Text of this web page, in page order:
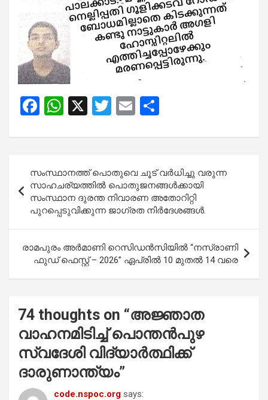
F
ce
o
o
k
W
at
A
p
p
X
T
tt
E
ail ar
navigation
സംസ്ഥാനത്ത് പൊതുവെ ചൂട് വർധിച്ചു വരുന്ന
സാഹചര്യത്തിൽ പൊതുജനങ്ങൾക്കായി
സംസ്ഥാന ദുരന്ത നിവാരണ അതോറിറ്റി
പുറപ്പെടുവിക്കുന്ന ജാഗ്രത നിർദേശങ്ങൾ.
രാമപുരം അർമാണി റെസിഡൻസിയിൽ “നസ്രാണി
ഫുഡ് ഫെസ്റ്റ് – 2026” ഏപ്രിൽ 10 മുതൽ 14 വരെ
74 thoughts on “അജ്ഞാത
വാഹനമിടിച്ച് പൊന്തൻപുഴ
സ്വദേശിവിദ്യാർത്ഥിക്ക്
ദാരുണാന്ത്യം”
code.nspoc.org says: